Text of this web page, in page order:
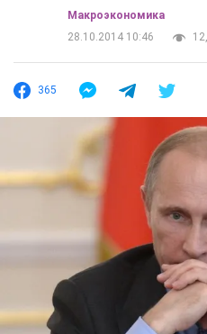
Mакроэкономика
28.10.2014 10:46
365